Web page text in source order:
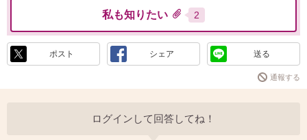
私も知りたい 2
ポスト シェア 送る
通報する
ログインして回答してね！